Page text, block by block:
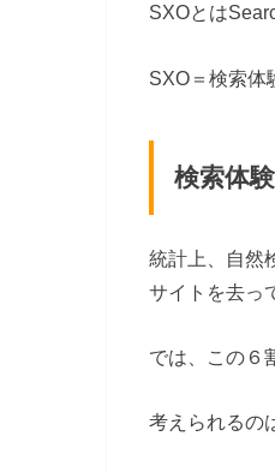
SXOとは
SXO＝検索体
検索体
統計上、自然
サイトを去っ
では、この６
考えられるの